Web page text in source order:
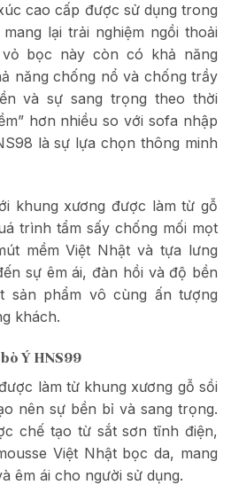
cao cấp được sử dụng trong
lại trải nghiệm ngồi thoải
bọc này còn có khả năng
năng chống nổ và chống trầy
và sự sang trọng theo thời
hơn nhiều so với sofa nhập
là sự lựa chọn thông minh
khung xương được làm từ gỗ
trình tẩm sấy chống mối mọt
mềm Việt Nhật và tựa lưng
sự êm ái, đàn hồi và độ bền
sản phẩm vô cùng ấn tượng
khách.
Ý HNS99
làm từ khung xương gỗ sồi
nên sự bền bỉ và sang trọng.
chế tạo từ sắt sơn tĩnh điện,
Việt Nhật bọc da, mang
êm ái cho người sử dụng.